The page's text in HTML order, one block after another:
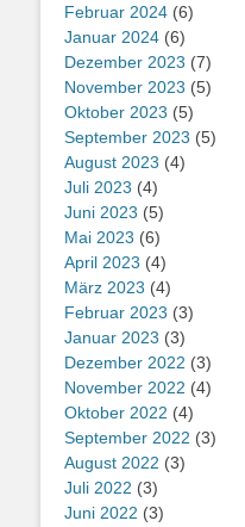
Februar 2024 (6)
Januar 2024 (6)
Dezember 2023 (7)
November 2023 (5)
Oktober 2023 (5)
September 2023 (5)
August 2023 (4)
Juli 2023 (4)
Juni 2023 (5)
Mai 2023 (6)
April 2023 (4)
März 2023 (4)
Februar 2023 (3)
Januar 2023 (3)
Dezember 2022 (3)
November 2022 (4)
Oktober 2022 (4)
September 2022 (3)
August 2022 (3)
Juli 2022 (3)
Juni 2022 (3)